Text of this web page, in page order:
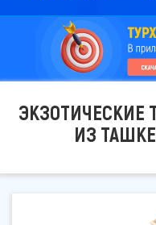
ЭКЗОТИЧЕСКИЕ
ИЗ